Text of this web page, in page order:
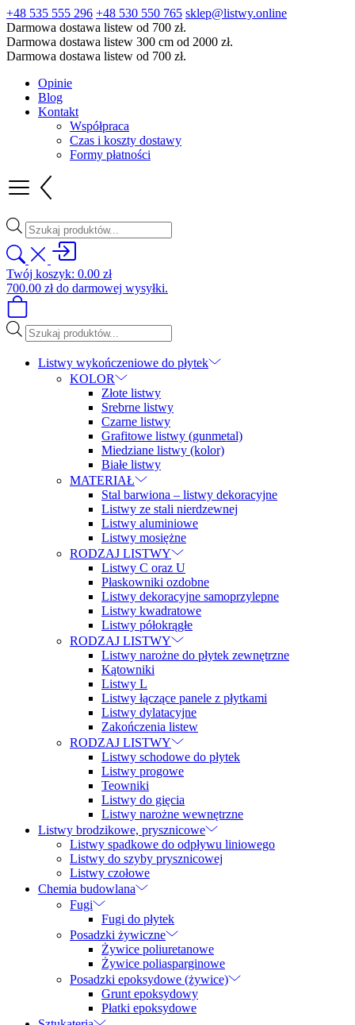
+48 535 555 296 +48 530 550 765 sklep@listwy.online
Darmowa dostawa listew od 700 zł.
Darmowa dostawa listew 300 cm od 2000 zł.
Darmowa dostawa listew od 700 zł.
Opinie
Blog
Kontakt
Współpraca
Czas i koszty dostawy
Formy płatności
Wyszukiwarka
produktów
Twój koszyk: 0.00 zł
700.00 złdo darmowej wysyłki.
Wyszukiwarka
produktów
Listwy wykończeniowe do płytek
KOLOR
Złote listwy
Srebrne listwy
Czarne listwy
Grafitowe listwy (gunmetal)
Miedziane listwy (kolor)
Białe listwy
MATERIAŁ
Stal barwiona – listwy dekoracyjne
Listwy ze stali nierdzewnej
Listwy aluminiowe
Listwy mosiężne
RODZAJ LISTWY
Listwy C oraz U
Płaskowniki ozdobne
Listwy dekoracyjne samoprzylepne
Listwy kwadratowe
Listwy półokrągłe
RODZAJ LISTWY
Listwy narożne do płytek zewnętrzne
Kątowniki
Listwy L
Listwy łączące panele z płytkami
Listwy dylatacyjne
Zakończenia listew
RODZAJ LISTWY
Listwy schodowe do płytek
Listwy progowe
Teowniki
Listwy do gięcia
Listwy narożne wewnętrzne
Listwy brodzikowe, prysznicowe
Listwy spadkowe do odpływu liniowego
Listwy do szyby prysznicowej
Listwy czołowe
Chemia budowlana
Fugi
Fugi do płytek
Posadzki żywiczne
Żywice poliuretanowe
Żywice poliasparginowe
Posadzki epoksydowe (żywice)
Grunt epoksydowy
Płatki epoksydowe